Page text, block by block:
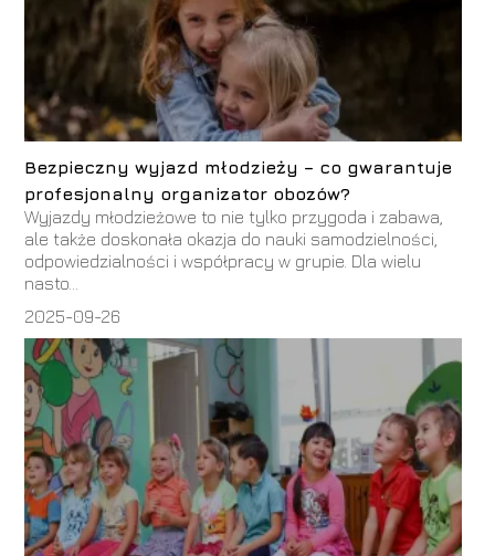
Bezpieczny wyjazd młodzieży – co gwarantuje
profesjonalny organizator obozów?
Wyjazdy młodzieżowe to nie tylko przygoda i zabawa,
ale także doskonała okazja do nauki samodzielności,
odpowiedzialności i współpracy w grupie. Dla wielu
nasto...
2025-09-26